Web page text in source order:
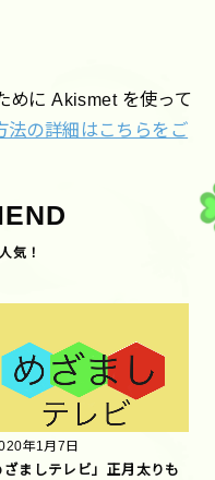
めに Akismet を使って
法の詳細はこちらをご
年1月7日
ざましテレビ」正月太りも